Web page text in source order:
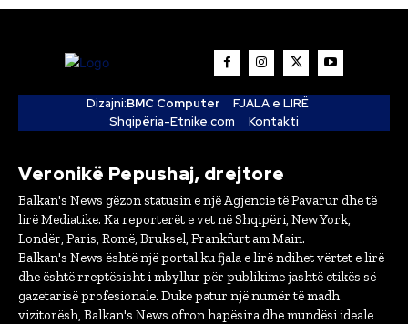
Dizajni:BMC Computer
FJALA e LIRË
Shqipëria-Etnike.com
Kontakti
Veronikë Pepushaj, drejtore
Balkan's News gëzon statusin e një Agjencie të Pavarur dhe të
lirë Mediatike. Ka reporterët e vet në Shqipëri, New York,
Londër, Paris, Romë, Bruksel, Frankfurt am Main.
Balkan's News është një portal ku fjala e lirë ndihet vërtet e lirë
dhe është rreptësisht i mbyllur për publikime jashtë etikës së
gazetarisë profesionale. Duke patur një numër të madh
vizitorësh, Balkan's News ofron hapësira dhe mundësi ideale